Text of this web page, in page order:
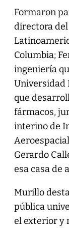
Formaron
directora
Columbia;
ingeniería
Universidad
que
fármacos,
interino de
Gerardo
esa casa de
Murillo
pública
el exterior y